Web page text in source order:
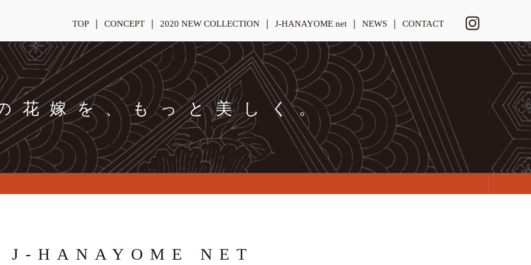
TOP CONCEPT 2020 NEW COLLECTION J-HANAYOME net NEWS CONTACT
花嫁を、もっと美しく。
J-HANAYOME NET